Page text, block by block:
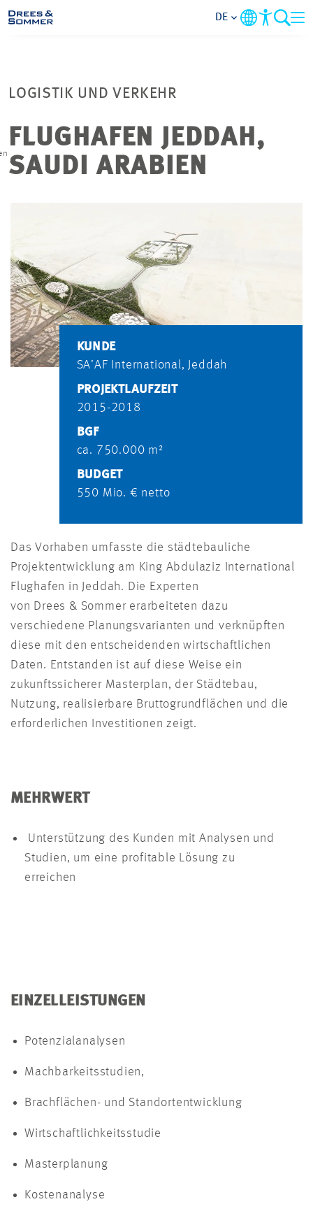
UNTERNEHMEN
PROJEKTE
KONTAKT
DE
LOGISTIK UND VERKEHR
FLUGHAFEN JEDDAH,
SAUDI ARABIEN
KUNDE
SA’AF International, Jeddah
PROJEKTLAUFZEIT
2015-2018
BGF
ca. 750.000 m²
BUDGET
550 Mio. € netto
Das Vorhaben umfasste die städtebauliche
Projektentwicklung am King Abdulaziz International
Flughafen in Jeddah. Die Experten
von Drees & Sommer erarbeiteten dazu
verschiedene Planungsvarianten und verknüpften
diese mit den entscheidenden wirtschaftlichen
Daten. Entstanden ist auf diese Weise ein
zukunftssicherer Masterplan, der Städtebau,
Nutzung, realisierbare Bruttogrundflächen und die
erforderlichen Investitionen zeigt.
MEHRWERT
Unterstützung des Kunden mit Analysen und
Studien, um eine profitable Lösung zu
erreichen
EINZELLEISTUNGEN
Potenzialanalysen
Machbarkeitsstudien,
Brachflächen- und Standortentwicklung
Wirtschaftlichkeitsstudie
Masterplanung
Kostenanalyse